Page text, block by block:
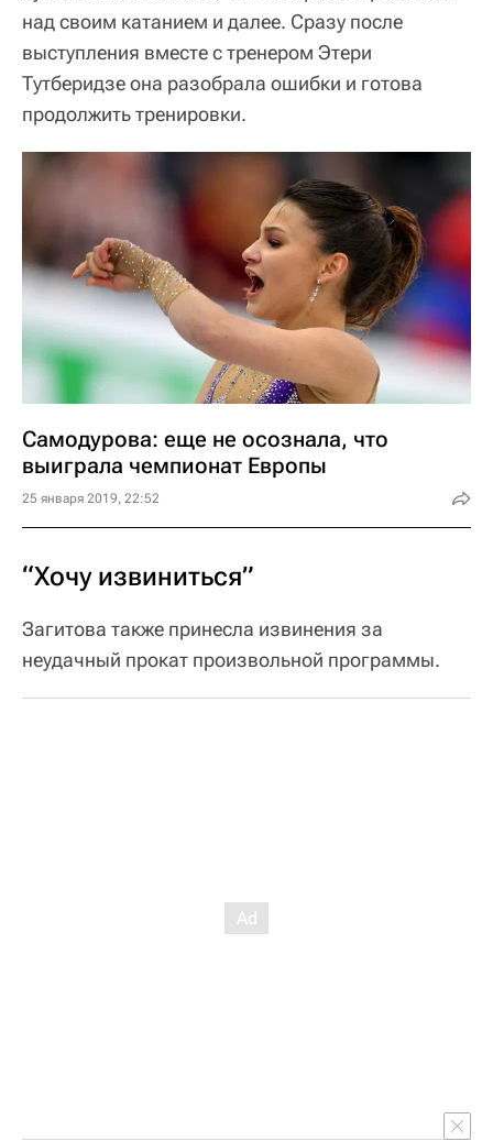
над своим катанием и далее. Сразу после
выступления вместе с тренером Этери
Тутберидзе она разобрала ошибки и готова
продолжить тренировки.
Самодурова: еще не осознала, что
выиграла чемпионат Европы
25 января 2019, 22:52
“Хочу извиниться”
Загитова также принесла извинения за
неудачный прокат произвольной программы.